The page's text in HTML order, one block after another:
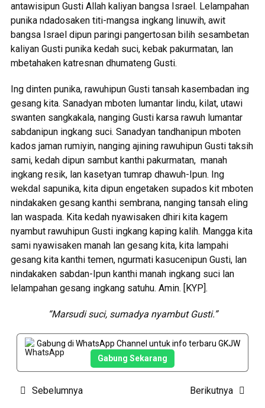
antawisipun Gusti Allah kaliyan bangsa Israel. Lelampahan
punika ndadosaken titi-mangsa ingkang linuwih, awit
bangsa Israel dipun paringi pangertosan bilih sesambetan
kaliyan Gusti punika kedah suci, kebak pakurmatan, lan
mbetahaken katresnan dhumateng Gusti.
Ing dinten punika, rawuhipun Gusti tansah kasembadan ing
gesang kita. Sanadyan mboten lumantar lindu, kilat, utawi
swanten sangkakala, nanging Gusti karsa rawuh lumantar
sabdanipun ingkang suci. Sanadyan tandhanipun mboten
kados jaman rumiyin, nanging ajining rawuhipun Gusti taksih
sami, kedah dipun sambut kanthi pakurmatan, manah
ingkang resik, lan kasetyan tumrap dhawuh-Ipun. Ing
wekdal sapunika, kita dipun engetaken supados kit mboten
nindakaken gesang kanthi sembrana, nanging tansah eling
lan waspada. Kita kedah nyawisaken dhiri kita kagem
nyambut rawuhipun Gusti ingkang kaping kalih. Mangga kita
sami nyawisaken manah lan gesang kita, kita lampahi
gesang kita kanthi temen, ngurmati kasucenipun Gusti, lan
nindakaken sabdan-Ipun kanthi manah ingkang suci lan
lelampahan gesang ingkang satuhu. Amin. [KYP].
“Marsudi suci, sumadya nyambut Gusti.”
Gabung di WhatsApp Channel untuk info terbaru GKJW
Gabung Sekarang
Post
Sebelumnya Berikutnya